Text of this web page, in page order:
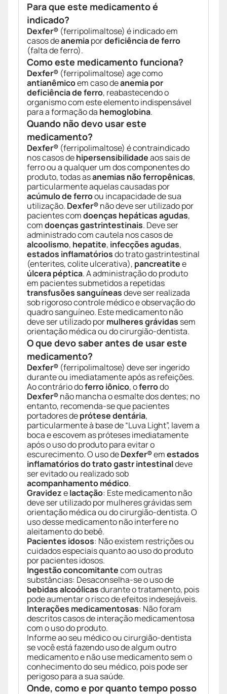
Para que este medicamento é
indicado?
Dexfer® (ferripolimaltose) é indicado em
casos deanemiapordeficiência de ferro
(falta de ferro).
Como este medicamento funciona?
Dexfer® (ferripolimaltose) age como
antianêmicoem caso deanemia por
deficiência de ferro, reabastecendo o
organismo com este elemento indispensável
para a formação da hemoglobina.
Quando não devo usar este
medicamento?
Dexfer® (ferripolimaltose) é contraindicado
nos casos dehipersensibilidadeaos sais de
ferro ou a qualquer um dos componentes do
produto, todas asanemias não ferropênicas,
particularmente aquelas causadas por
acúmulo de ferroou incapacidade de sua
utilização. Dexfer®não deve ser utilizado por
pacientes comdoenças hepáticas agudas,
comdoenças gastrintestinais. Deve ser
administrado com cautela nos casos de
alcoolismo, hepatite, infecções agudas,
estados inflamatóriosdo trato gastrintestinal
(enterites, colite ulcerativa), pancreatitee
úlcera péptica. A administração do produto
em pacientes submetidos a repetidas
transfusões sanguíneasdeve ser realizada
sob rigoroso controle médico e observação do
quadro sanguíneo. Este medicamento não
deve ser utilizado pormulheres grávidas sem
orientação médica ou do cirurgião-dentista.
O que devo saber antes de usar este
medicamento?
Dexfer® (ferripolimaltose) deve ser ingerido
durante ou imediatamente após as refeições.
Ao contrário doferro iônico, oferrodo
Dexfer®não mancha o esmalte dos dentes; no
entanto, recomenda-se que pacientes
portadores deprótese dentária,
particularmente à base de “Luva Light”, lavem a
boca e escovem as próteses imediatamente
após o uso do produto para evitar o
escurecimento. O uso deDexfer®emestados
inflamatórios do trato gastr intestinaldeve
ser evitado ou realizado sob
acompanhamento médico.
Gravidezelactação: Este medicamento não
deve ser utilizado por mulheres grávidas sem
orientação médica ou do cirurgião-dentista. O
uso desse medicamento não interfere no
aleitamento do bebê.
Pacientes idosos: Não existem restrições ou
cuidados especiais quanto ao uso do produto
por pacientes idosos.
Ingestão concomitantecom outras
substâncias: Desaconselha-se o uso de
bebidas alcoólicasdurante o tratamento, pois
pode aumentar o risco de efeitos indesejáveis.
Interações medicamentosas: Não foram
descritos casos de interação medicamentosa
com o uso do produto.
Informe ao seu médico ou cirurgião-dentista
se você está fazendo uso de algum outro
medicamento e não use medicamento sem o
conhecimento do seu médico, pois pode ser
perigoso para a sua saúde.
Onde, como e por quanto tempo posso